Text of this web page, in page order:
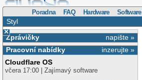
Poradna FAQ Hardware Software
Styl
×
napište »
Zprávičky
inzerujte »
Pracovní nabídky
Cloudflare OS
včera 17:00 | Zajímavý software